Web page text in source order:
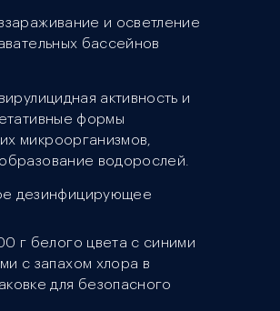
и осветление
бассейнов
активность и
формы
микроорганизмов,
водорослей.
дезинфицирующее
г белого цвета с синими
с запахом хлора в
для безопасного